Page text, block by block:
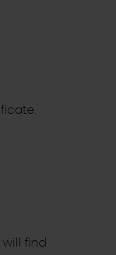
will find